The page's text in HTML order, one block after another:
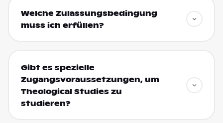
Welche Zulassungsbedingung
muss ich erfüllen?
Gibt es spezielle
Zugangsvoraussetzungen, um
Theological Studies zu
studieren?